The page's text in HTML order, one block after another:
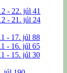
- 22. júl 41
- 21. júl 24
- 17. júl 88
- 16. júl 65
- 15. júl 30